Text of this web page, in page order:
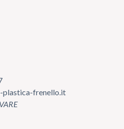
plastica-frenello.it